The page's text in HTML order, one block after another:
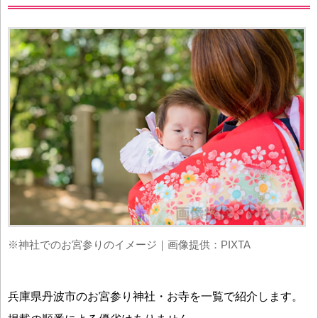
※神社でのお宮参りのイメージ｜画像提供：PIXTA
兵庫県丹波市のお宮参り神社・お寺を一覧で紹介します。